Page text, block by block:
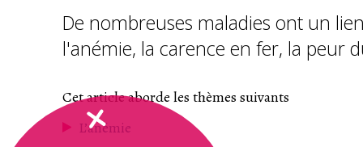
De nombreuses maladies ont un
l'anémie, la carence en fer, la peur
Cet article aborde les thèmes suivants
L’anémie